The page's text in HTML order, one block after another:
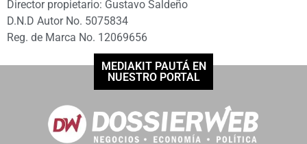
Director propietario: Gustavo Saldeño
D.N.D Autor No. 5075834
Reg. de Marca No. 12069656
MEDIAKIT PAUTÁ EN
NUESTRO PORTAL